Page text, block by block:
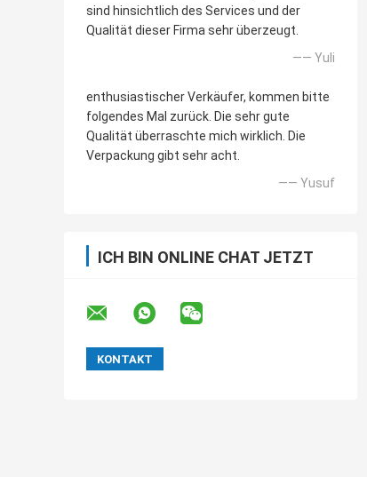
sind hinsichtlich des Services und der
Qualität dieser Firma sehr überzeugt.
—— Yuli
enthusiastischer Verkäufer, kommen bitte
folgendes Mal zurück. Die sehr gute
Qualität überraschte mich wirklich. Die
Verpackung gibt sehr acht.
—— Yusuf
ICH BIN ONLINE CHAT JETZT